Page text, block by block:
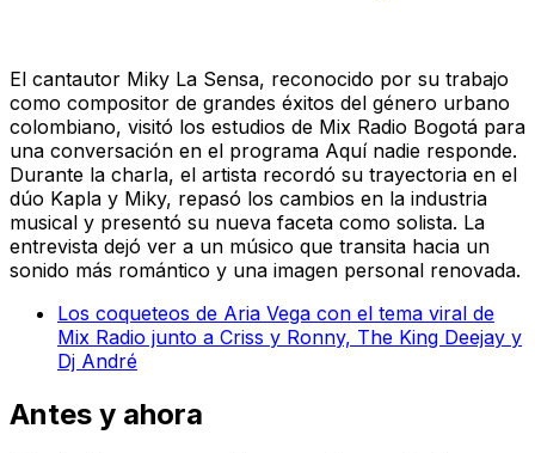
El cantautor Miky La Sensa, reconocido por su trabajo
como compositor de grandes éxitos del género urbano
colombiano, visitó los estudios de Mix Radio Bogotá para
una conversación en el programa Aquí nadie responde.
Durante la charla, el artista recordó su trayectoria en el
dúo Kapla y Miky, repasó los cambios en la industria
musical y presentó su nueva faceta como solista. La
entrevista dejó ver a un músico que transita hacia un
sonido más romántico y una imagen personal renovada.
Los coqueteos de Aria Vega con el tema viral de
Mix Radio junto a Criss y Ronny, The King Deejay y
Dj André
Antes y ahora